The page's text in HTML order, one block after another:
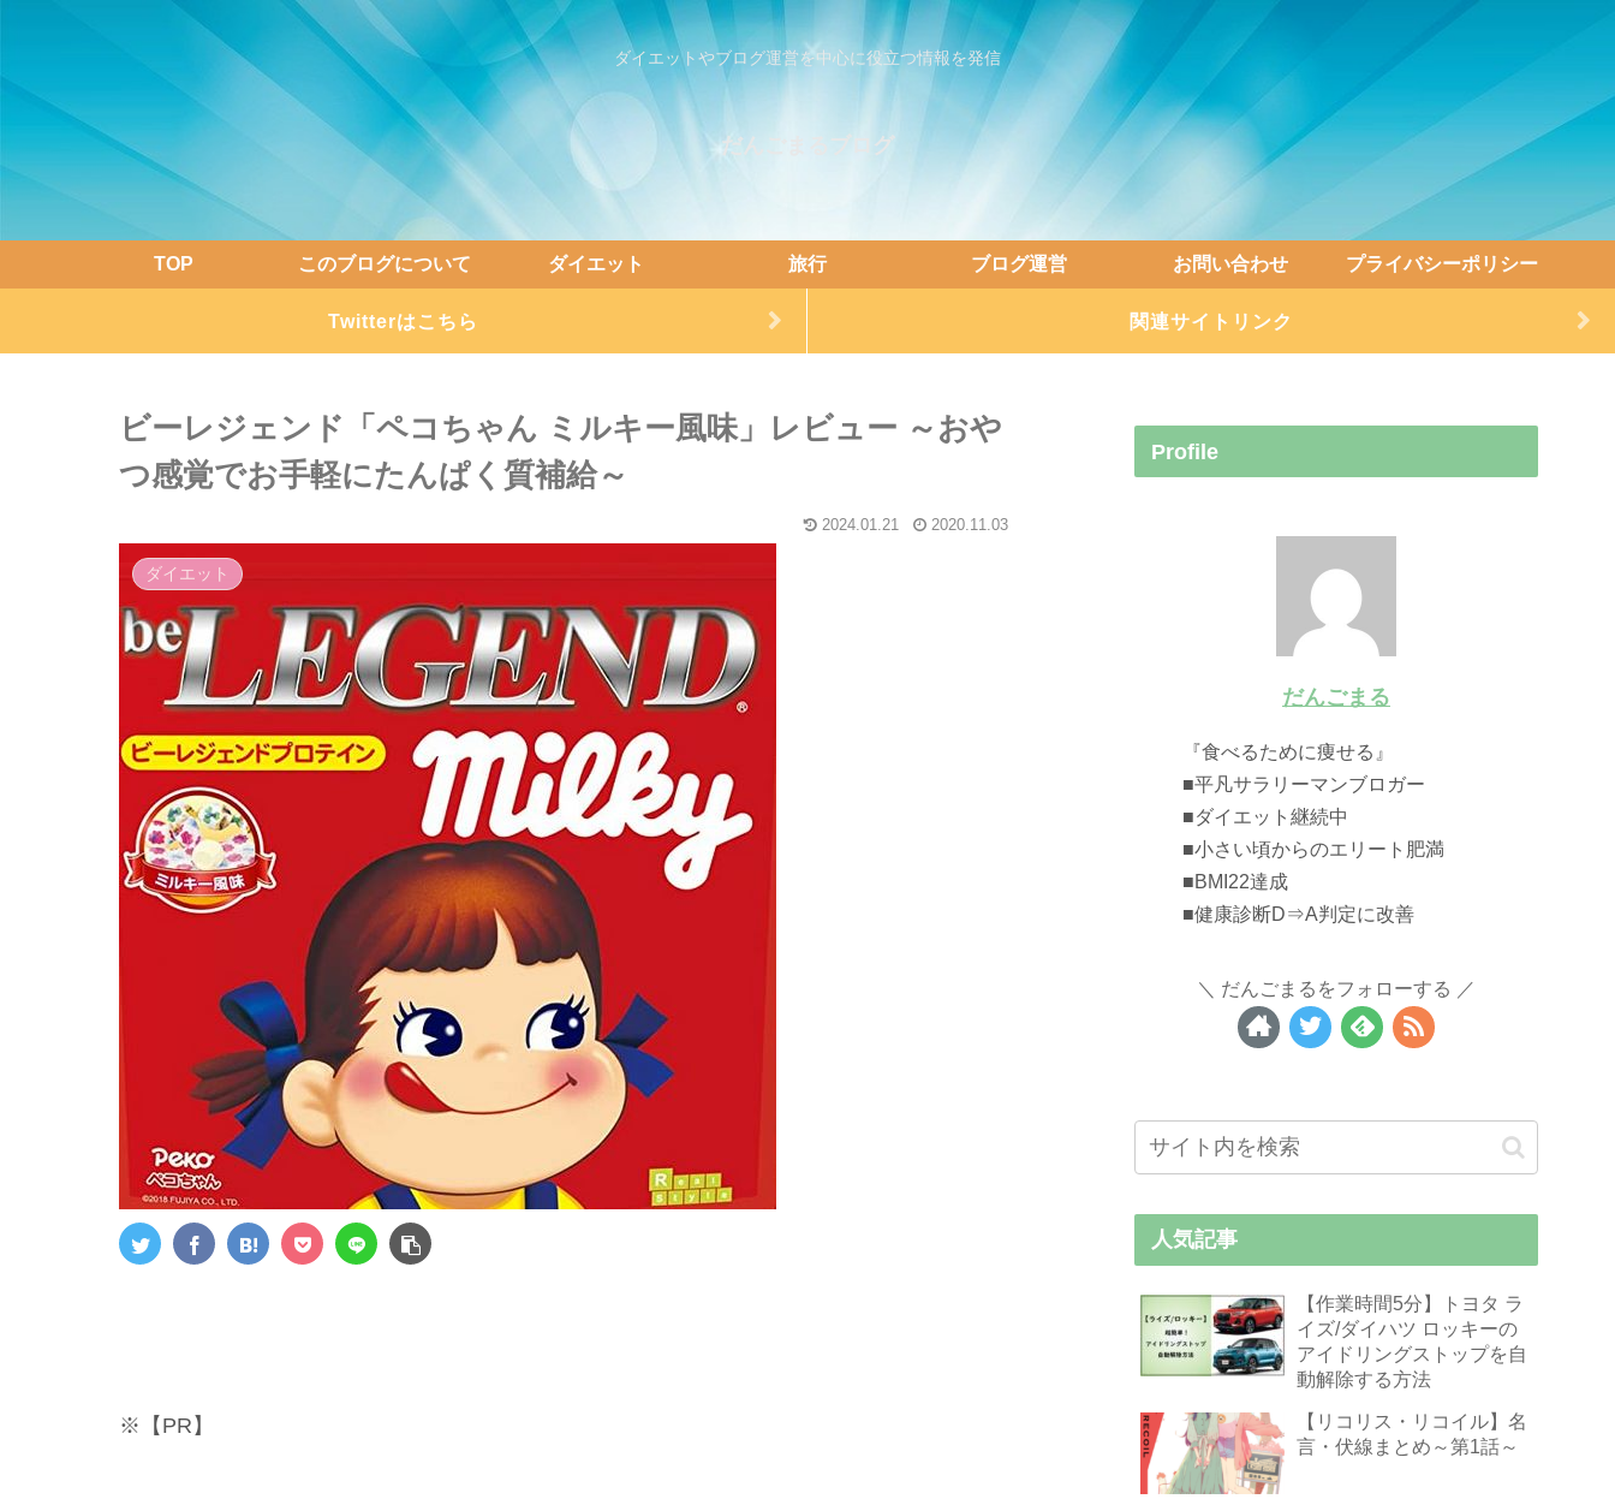
ダイエットやブログ運営を中心に役立つ情報を発信
だんごまるブログ
TOP このブログについて ダイエット 旅行 ブログ運営 お問い合わせ プライバシーポリシー
Twitterはこちら 関連サイトリンク
ビーレジェンド「ペコちゃん ミルキー風味」レビュー ～おや
つ感覚でお手軽にたんぱく質補給～
2024.01.21 2020.11.03
ダイエット
※【PR】
Profile
だんごまる
『食べるために痩せる』
■平凡サラリーマンブロガー
■ダイエット継続中
■小さい頃からのエリート肥満
■BMI22達成
■健康診断D⇒A判定に改善
だんごまるをフォローする
人気記事
【作業時間5分】トヨタ ラ
イズ/ダイハツ ロッキーの
アイドリングストップを自
動解除する方法
【リコリス・リコイル】名
言・伏線まとめ～第1話～